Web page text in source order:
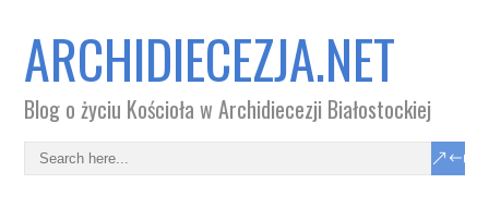
ARCHIDIECEZJA.NET
Blog o życiu Kościoła w Archidiecezji Białostockiej